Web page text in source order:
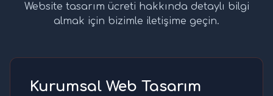
Website tasarım ücreti hakkında detaylı bilgi
almak için bizimle iletişime geçin.
Kurumsal Web Tasarım